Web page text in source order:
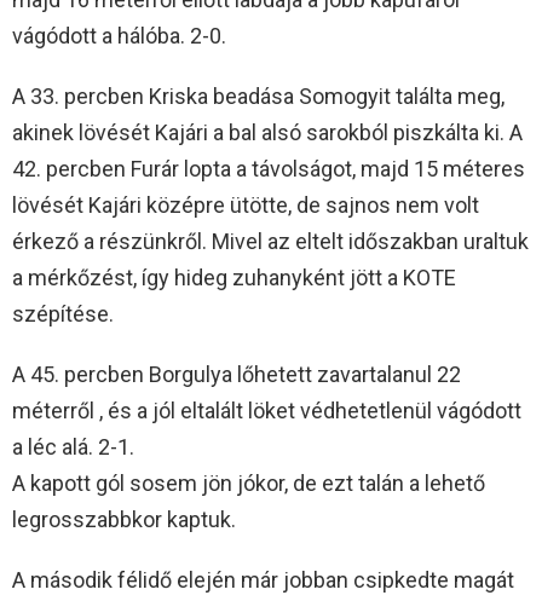
vágódott a hálóba. 2-0.
A 33. percben Kriska beadása Somogyit találta meg,
akinek lövését Kajári a bal alsó sarokból piszkálta ki. A
42. percben Furár lopta a távolságot, majd 15 méteres
lövését Kajári középre ütötte, de sajnos nem volt
érkező a részünkről. Mivel az eltelt időszakban uraltuk
a mérkőzést, így hideg zuhanyként jött a KOTE
szépítése.
A 45. percben Borgulya lőhetett zavartalanul 22
méterről , és a jól eltalált löket védhetetlenül vágódott
a léc alá. 2-1.
A kapott gól sosem jön jókor, de ezt talán a lehető
legrosszabbkor kaptuk.
A második félidő elején már jobban csipkedte magát